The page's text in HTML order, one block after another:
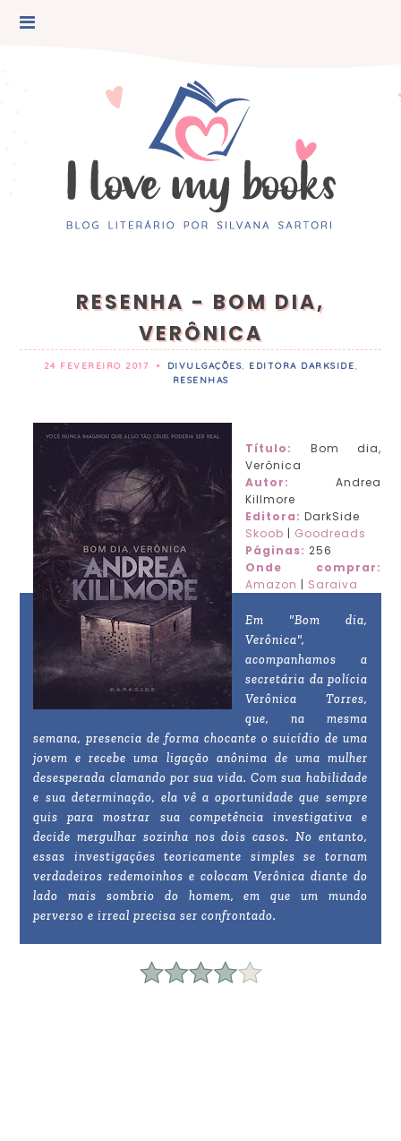
RESENHA - BOM DIA,
VERÔNICA
24 FEVEREIRO 2017 • DIVULGAÇÕES, EDITORA DARKSIDE,
RESENHAS
Título:
Bom dia,
Verônica
Autor:
Andrea
Killmore
Editora: DarkSide
Skoob | Goodreads
Páginas: 256
Onde comprar:
Amazon | Saraiva
Em "Bom dia,
Verônica",
acompanhamos a
secretária da polícia
Verônica Torres,
que, na mesma
semana, presencia de forma chocante o suicídio de uma
jovem e recebe uma ligação anônima de uma mulher
desesperada clamando por sua vida. Com sua habilidade
e sua determinação, ela vê a oportunidade que sempre
quis para mostrar sua competência investigativa e
decide mergulhar sozinha nos dois casos. No entanto,
essas investigações teoricamente simples se tornam
verdadeiros redemoinhos e colocam Verônica diante do
lado mais sombrio do homem, em que um mundo
perverso e irreal precisa ser confrontado.